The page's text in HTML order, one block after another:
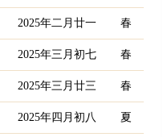
2025年二月廿一 春
2025年三月初七 春
2025年三月廿三 春
2025年四月初八 夏